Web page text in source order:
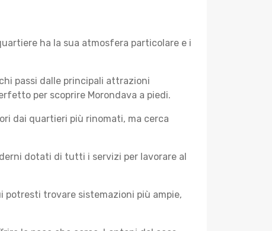
ha la sua atmosfera particolare e i
passi dalle principali attrazioni
per scoprire Morondava a piedi.
dai quartieri più rinomati, ma cerca
dotati di tutti i servizi per lavorare al
potresti trovare sistemazioni più ampie,